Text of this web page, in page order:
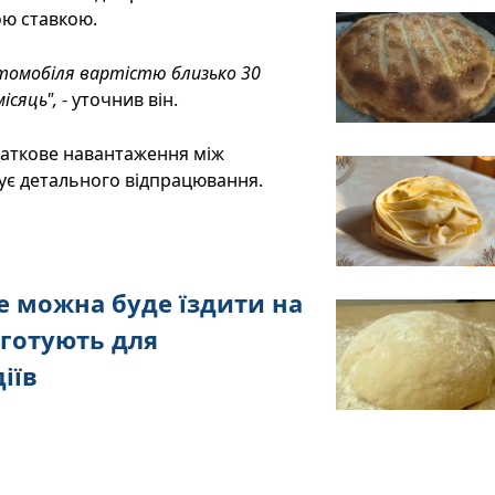
ставкою.
вартістю близько 30
- уточнив він.
навантаження між
детального відпрацювання.
можна буде їздити на
для